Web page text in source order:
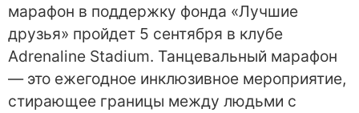
марафон в поддержку фонда «Лучшие
друзья» пройдет 5 сентября в клубе
Adrenaline Stadium. Танцевальный марафон
— это ежегодное инклюзивное мероприятие,
стирающее границы между людьми с